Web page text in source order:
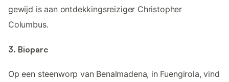
gewijd is aan ontdekkingsreiziger Christopher
Columbus.
3. Bioparc
Op een steenworp van Benalmadena, in Fuengirola, vind